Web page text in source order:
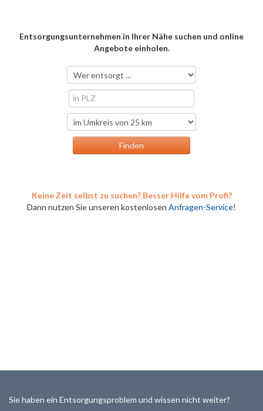
Entsorgungsunternehmen in Ihrer Nähe suchen und online
Angebote einholen.
Keine Zeit selbst zu suchen? Besser Hilfe vom Profi?
Dann nutzen Sie unseren kostenlosen Anfragen-Service!
Sie haben ein Entsorgungsproblem und wissen nicht weiter?